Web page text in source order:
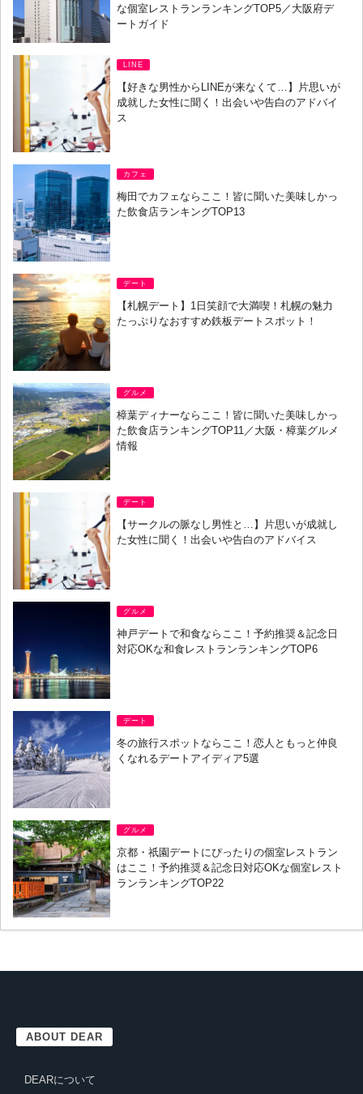
な個室レストランランキングTOP5／大阪府デ
ートガイド
LINE
【好きな男性からLINEが来なくて…】片思いが
成就した女性に聞く！出会いや告白のアドバイ
ス
カフェ
梅田でカフェならここ！皆に聞いた美味しかっ
た飲食店ランキングTOP13
デート
【札幌デート】1日笑顔で大満喫！札幌の魅力
たっぷりなおすすめ鉄板デートスポット！
グルメ
樟葉ディナーならここ！皆に聞いた美味しかっ
た飲食店ランキングTOP11／大阪・樟葉グルメ
情報
デート
【サークルの脈なし男性と…】片思いが成就し
た女性に聞く！出会いや告白のアドバイス
グルメ
神戸デートで和食ならここ！予約推奨＆記念日
対応OKな和食レストランランキングTOP6
デート
冬の旅行スポットならここ！恋人ともっと仲良
くなれるデートアイディア5選
グルメ
京都・祇園デートにぴったりの個室レストラン
はここ！予約推奨＆記念日対応OKな個室レスト
ランランキングTOP22
ABOUT DEAR
DEARについて